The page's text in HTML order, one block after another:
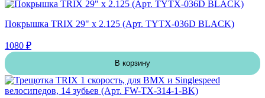
Покрышка TRIX 29" х 2.125 (Арт. TYTX-036D BLACK)
1080 ₽
В корзину